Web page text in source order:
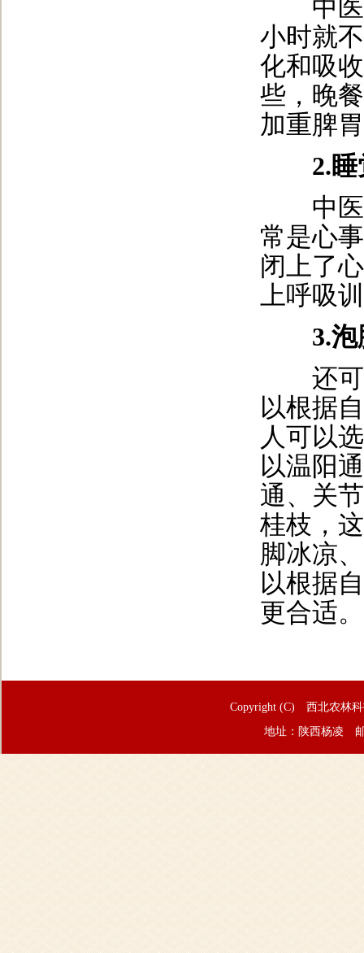
中医认
小时就
化和吸
些，晚
加重脾
2.
中医认
常是心
闭上了
上呼吸
3.
还可
以根据
人可以
以温阳
通、关
桂枝，
脚冰凉
以根据
更合适。
Copyright (C) 西北农林
地址：陕西杨凌